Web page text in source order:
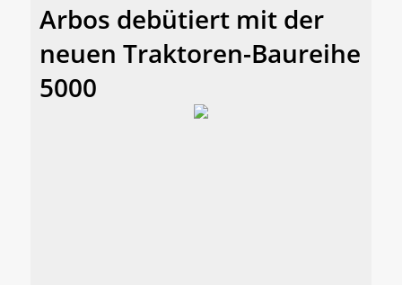
Arbos debütiert mit der
neuen Traktoren-Baureihe
5000